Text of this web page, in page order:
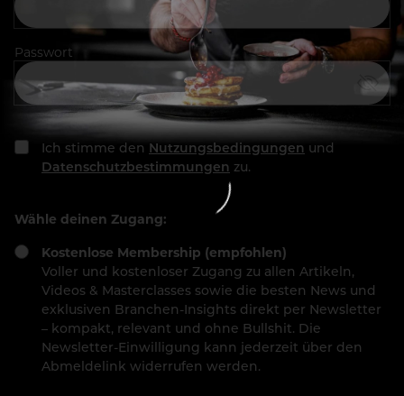
Passwort
Ich stimme den Nutzungsbedingungen und
Datenschutzbestimmungen zu.
Wähle deinen Zugang:
Kostenlose Membership (empfohlen)
Voller und kostenloser Zugang zu allen Artikeln,
Videos & Masterclasses sowie die besten News und
exklusiven Branchen-Insights direkt per Newsletter
– kompakt, relevant und ohne Bullshit. Die
Newsletter-Einwilligung kann jederzeit über den
Abmeldelink widerrufen werden.